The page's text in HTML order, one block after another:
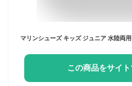
この商品をサイ